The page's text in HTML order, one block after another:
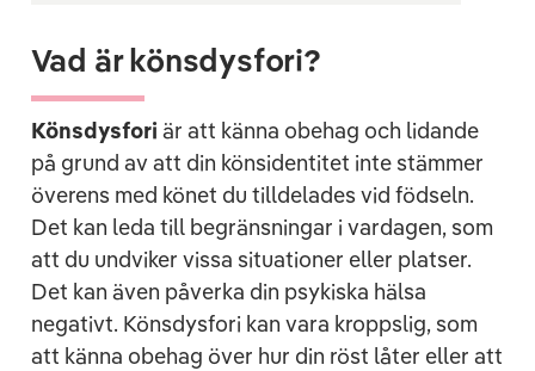
Vad är könsdysfori?
Könsdysfori är att känna obehag och lidande
på grund av att din könsidentitet inte stämmer
överens med könet du tilldelades vid födseln.
Det kan leda till begränsningar i vardagen, som
att du undviker vissa situationer eller platser.
Det kan även påverka din psykiska hälsa
negativt. Könsdysfori kan vara kroppslig, som
att känna obehag över hur din röst låter eller att